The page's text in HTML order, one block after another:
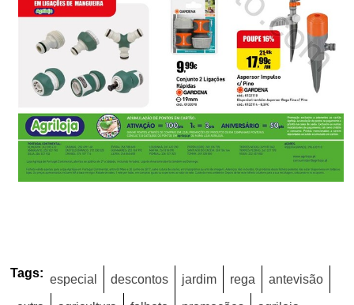
Tags: especial descontos jardim rega antevisão